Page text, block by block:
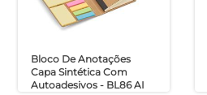
Bloco De Anotações
Capa Sintética Com
Autoadesivos - BL86 AI